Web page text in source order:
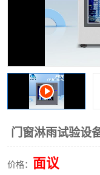
门窗淋雨试验设
价格： 面议